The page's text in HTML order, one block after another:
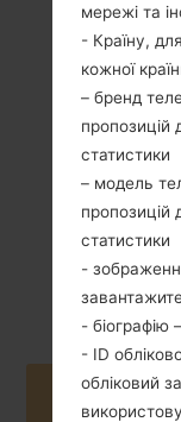
89 грам
унції)
Buy
мережі та
- Країну,
кожної
– бренд
пропозицій
статистики
– модель
пропозицій
статистики
-
- біографію
- ID
обліковий